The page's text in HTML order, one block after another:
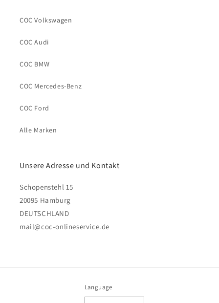
COC Volkswagen
COC Audi
COC BMW
COC Mercedes-Benz
COC Ford
Alle Marken
Unsere Adresse und Kontakt
Schopenstehl 15
20095 Hamburg
DEUTSCHLAND
mail@coc-onlineservice.de
Language